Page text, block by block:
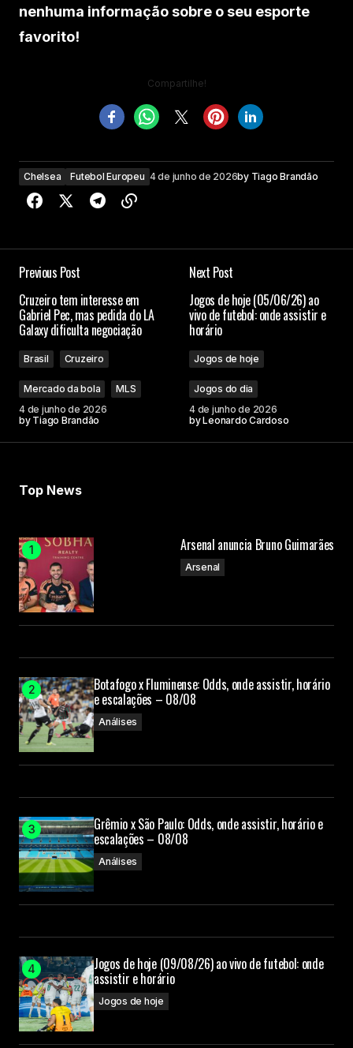
nenhuma informação sobre o seu esporte
favorito!
Compartilhe!
Chelsea Futebol Europeu 4 de junho de 2026by Tiago Brandão
Previous Post
Cruzeiro tem interesse em
Gabriel Pec, mas pedida do LA
Galaxy dificulta negociação
Brasil Cruzeiro
Mercado da bola
MLS
4 de junho de 2026
by Tiago Brandão
Next Post
Jogos de hoje (05/06/26) ao
vivo de futebol: onde assistir e
horário
Jogos de hoje
Jogos do dia
4 de junho de 2026
byLeonardo Cardoso
Top News
Arsenal anuncia Bruno Guimarães
Arsenal
Botafogo x Fluminense: Odds, onde assistir, horário
e escalações – 08/08
Análises
Grêmio x São Paulo: Odds, onde assistir, horário e
escalações – 08/08
Análises
Jogos de hoje (09/08/26) ao vivo de futebol: onde
assistir e horário
Jogos de hoje